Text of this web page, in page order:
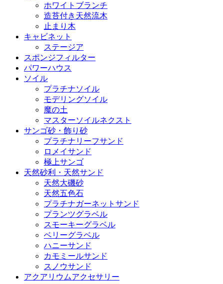
ホワイトブランチ
造苔付き天然流木
止まり木
キャビネット
ステージア
スポンジフィルター
パワーハウス
ソイル
プラチナソイル
モデリングソイル
魔の土
マスターソイルネクスト
サンゴ砂・飾り砂
プラチナリーフサンド
ロメイサンド
極上サンゴ
天然砂利・天然サンド
天然大磯砂
天然五色石
プラチナガーネットサンド
プランツグラベル
スモーキーグラベル
ベリーグラベル
ハニーサンド
カモミールサンド
スノウサンド
アクアリウムアクセサリー